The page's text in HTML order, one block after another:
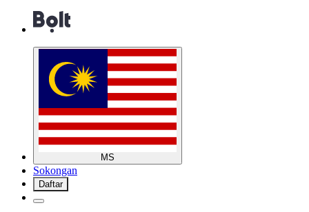
MS
Sokongan
Daftar